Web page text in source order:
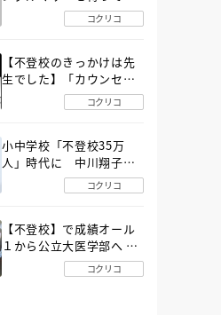
た“魔の２年間”【後編】
コクリコ
【不登校のきっかけは先
生でした】「カウンセリ
ングの時間」生徒の情報
をバラしたのは…《第２
コクリコ
小中学校「不登校35万
人」時代に 中川翔子さ
んが審査委員長「不登校
生動画甲子園 2026」が開
コクリコ
【不登校】で成績オール
１から公立大医学部へ 中
２で起立性調節障害「治
るまで３年」の診断 その
コクリコ